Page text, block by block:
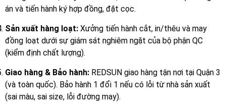
án và tiến hành ký hợp đồng, đặt cọc.
Sản xuất hàng loạt: Xưởng tiến hành cắt, in/thêu và may
đồng loạt dưới sự giám sát nghiêm ngặt của bộ phận QC
(kiểm định chất lượng).
Giao hàng & Bảo hành: REDSUN giao hàng tận nơi tại Quận 3
(và toàn quốc). Bảo hành 1 đổi 1 nếu có lỗi từ nhà sản xuất
(sai màu, sai size, lỗi đường may).